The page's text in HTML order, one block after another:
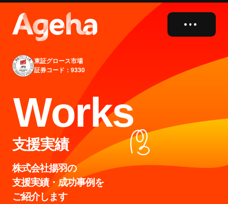
close
東証グロース市場
証券コード：9330
Works
支援実績
株式会社揚羽の
支援実績・成功事例を
ご紹介します